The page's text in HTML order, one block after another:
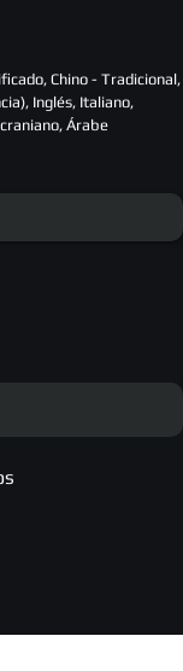
Chino - Tradicional,
Inglés, Italiano,
Árabe